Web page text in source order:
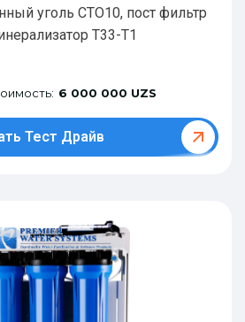
уголь CTO10, пост фильтр
Т33-Т1
6 000 000 UZS
Тест Драйв